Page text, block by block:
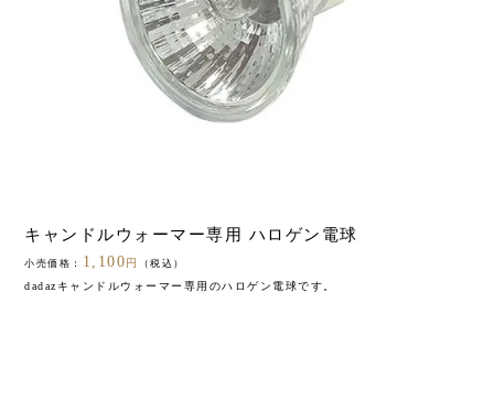
キャンドルウォーマー専用 ハロゲン電球
小売価格： 1,100円 （税込）
dadazキャンドルウォーマー専用のハロゲン電球です。